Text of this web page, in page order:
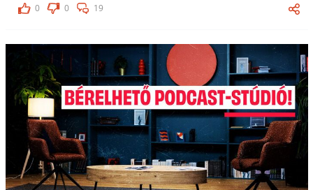
0
0 19